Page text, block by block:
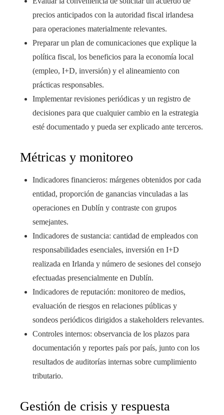
precios anticipados con la autoridad fiscal irlandesa
para operaciones materialmente relevantes.
Preparar un plan de comunicaciones que explique la
política fiscal, los beneficios para la economía local
(empleo, I+D, inversión) y el alineamiento con
prácticas responsables.
Implementar revisiones periódicas y un registro de
decisiones para que cualquier cambio en la estrategia
esté documentado y pueda ser explicado ante terceros.
Métricas y monitoreo
Indicadores financieros: márgenes obtenidos por cada
entidad, proporción de ganancias vinculadas a las
operaciones en Dublín y contraste con grupos
semejantes.
Indicadores de sustancia: cantidad de empleados con
responsabilidades esenciales, inversión en I+D
realizada en Irlanda y número de sesiones del consejo
efectuadas presencialmente en Dublín.
Indicadores de reputación: monitoreo de medios,
evaluación de riesgos en relaciones públicas y
sondeos periódicos dirigidos a stakeholders relevantes.
Controles internos: observancia de los plazos para
documentación y reportes país por país, junto con los
resultados de auditorías internas sobre cumplimiento
tributario.
Gestión de crisis y respuesta